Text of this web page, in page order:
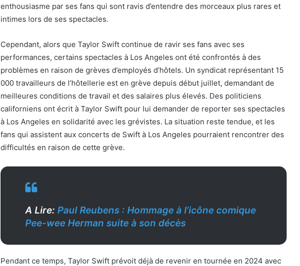
enthousiasme par ses fans qui sont ravis d’entendre des morceaux plus rares et
intimes lors de ses spectacles.
Cependant, alors que Taylor Swift continue de ravir ses fans avec ses
performances, certains spectacles à Los Angeles ont été confrontés à des
problèmes en raison de grèves d’employés d’hôtels. Un syndicat représentant 15
000 travailleurs de l’hôtellerie est en grève depuis début juillet, demandant de
meilleures conditions de travail et des salaires plus élevés. Des politiciens
californiens ont écrit à Taylor Swift pour lui demander de reporter ses spectacles
à Los Angeles en solidarité avec les grévistes. La situation reste tendue, et les
fans qui assistent aux concerts de Swift à Los Angeles pourraient rencontrer des
difficultés en raison de cette grève.
A Lire: Paul Reubens : Hommage à l’icône comique
Pee-wee Herman suite à son décès
Pendant ce temps, Taylor Swift prévoit déjà de revenir en tournée en 2024 avec